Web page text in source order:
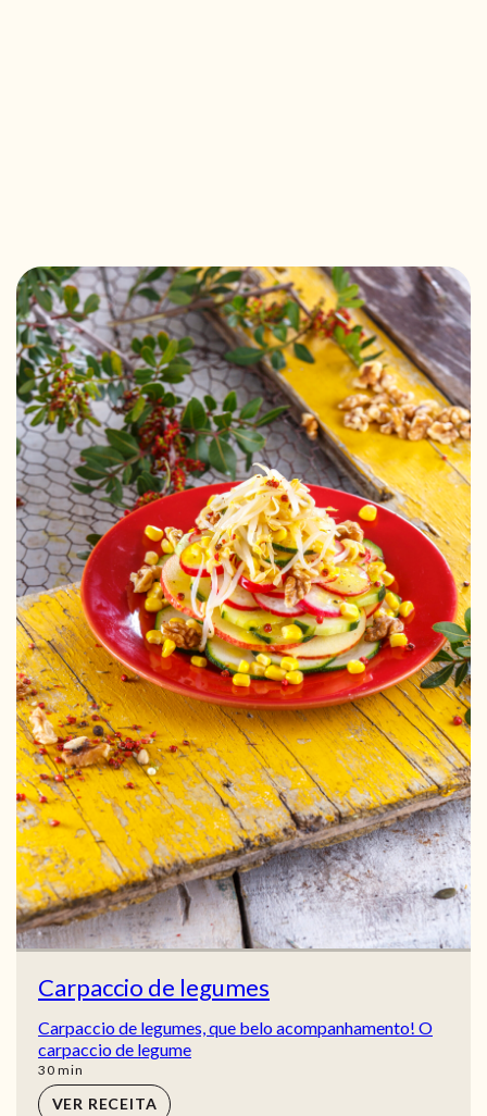
Carpaccio de legumes
Carpaccio de legumes, que belo acompanhamento! O
carpaccio de legume
30min
min
VER RECEITA